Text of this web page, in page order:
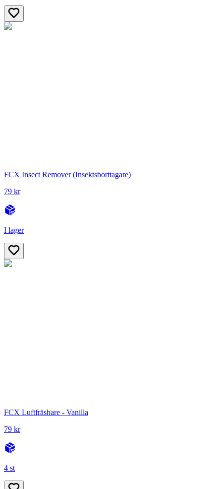
FCX Insect Remover (Insektsborttagare)
79 kr
I lager
FCX Luftfräshare - Vanilla
79 kr
4 st